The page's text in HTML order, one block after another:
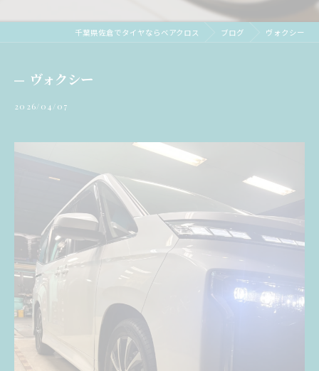
千葉県佐倉でタイヤならベアクロス ブログ ヴォクシー
ヴォクシー
2026/04/07